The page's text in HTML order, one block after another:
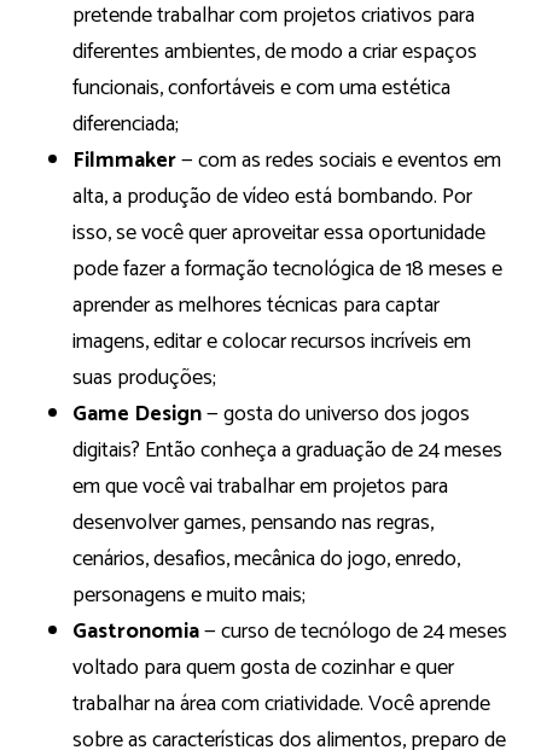
pretende trabalhar com projetos criativos para
diferentes ambientes, de modo a criar espaços
funcionais, confortáveis e com uma estética
diferenciada;
Filmmaker— com as redes sociais e eventos em
alta, a produção de vídeo está bombando. Por
isso, se você quer aproveitar essa oportunidade
pode fazer a formação tecnológica de 18 meses e
aprender as melhores técnicas para captar
imagens, editar e colocar recursos incríveis em
suas produções;
Game Design— gosta do universo dos jogos
digitais? Então conheça a graduação de 24 meses
em que você vai trabalhar em projetos para
desenvolver games, pensando nas regras,
cenários, desafios, mecânica do jogo, enredo,
personagens e muito mais;
Gastronomia— curso de tecnólogo de 24 meses
voltado para quem gosta de cozinhar e quer
trabalhar na área com criatividade. Você aprende
sobre as características dos alimentos, preparo de